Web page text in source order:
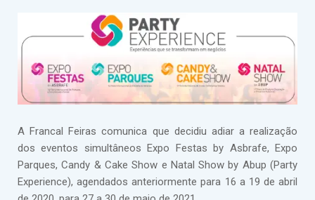
A Francal Feiras comunica que decidiu adiar a realização
dos eventos simultâneos Expo Festas by Asbrafe, Expo
Parques, Candy & Cake Show e Natal Show by Abup (Party
Experience), agendados anteriormente para 16 a 19 de abril